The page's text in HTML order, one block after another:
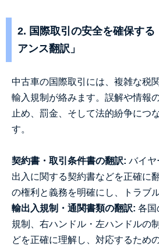
2. 国際取引の安全を確保する
アンス翻訳」
中古車の国際取引には、複雑な税
輸入規制が絡みます。誤解や情報
止め、罰金、そして法的紛争につ
す。
契約書・取引条件書の翻訳: バイヤ
出入に関する契約書などを正確に
の権利と義務を明確にし、トラブ
輸出入規制・通関書類の翻訳: 各国
規制、右ハンドル・左ハンドルの
どを正確に理解し、対応するため